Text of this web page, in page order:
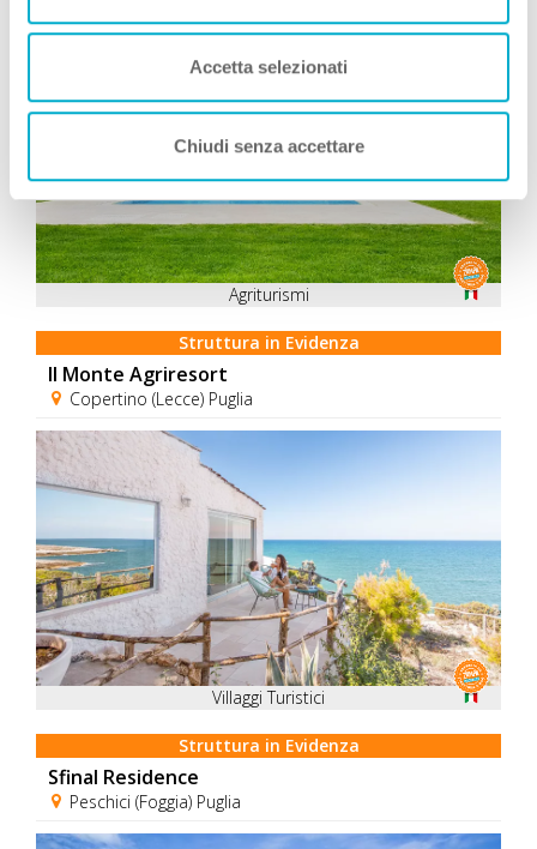
Accetta selezionati
Chiudi senza accettare
Agriturismi
Struttura in Evidenza
Il Monte Agriresort
Copertino (Lecce) Puglia
Villaggi Turistici
Struttura in Evidenza
Sfinal Residence
Peschici (Foggia) Puglia